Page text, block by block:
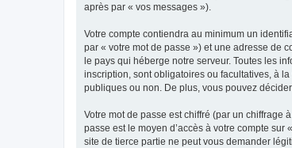
après par « vos messages »).
Votre compte contiendra au minimum un
par « votre mot de passe ») et une adresse de
le pays qui héberge notre serveur. Toutes les
inscription, sont obligatoires ou facultatives, à
publiques ou non. De plus, vous pouvez
Votre mot de passe est chiffré (par un chiffrage
passe est le moyen d’accès à votre compte
site de tierce partie ne peut vous demander